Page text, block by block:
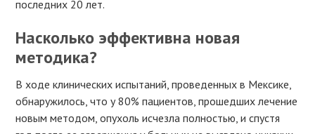
последних 20 лет.
Насколько эффективна новая
методика?
В ходе клинических испытаний, проведенных в Мексике,
обнаружилось, что у 80% пациентов, прошедших лечение
новым методом, опухоль исчезла полностью, и спустя